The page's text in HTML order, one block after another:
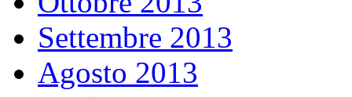
Settembre 2013
Agosto 2013